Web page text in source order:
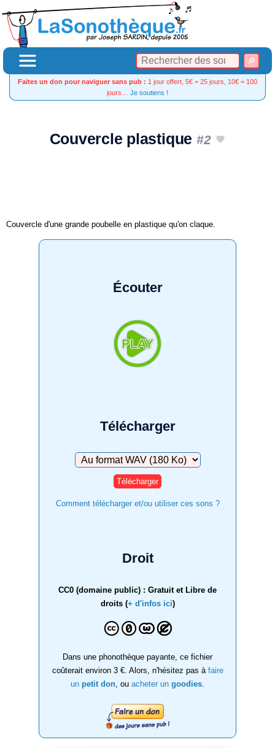
Faites un don pour naviguer sans pub : 1 jour offert, 5€ = 25 jours, 10€ = 100
jours… Je soutiens !
Couvercle plastique #2
Couvercle d'une grande poubelle en plastique qu'on claque.
Écouter
Télécharger
Télécharger
Comment télécharger et/ou utiliser ces sons ?
Droit
CC0 (domaine public) : Gratuit et Libre de
droits (+ d'infos ici)
Dans une phonothèque payante, ce fichier
coûterait environ 3 €. Alors, n'hésitez pas à faire
un petit don , ou acheter un goodies